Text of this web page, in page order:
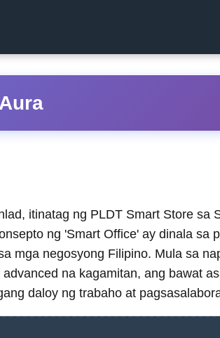
itinatag ng PLDT Smart Store sa
ng 'Smart Office' ay dinala sa
mga negosyong Filipino. Mula sa
na kagamitan, ang bawat
daloy ng trabaho at